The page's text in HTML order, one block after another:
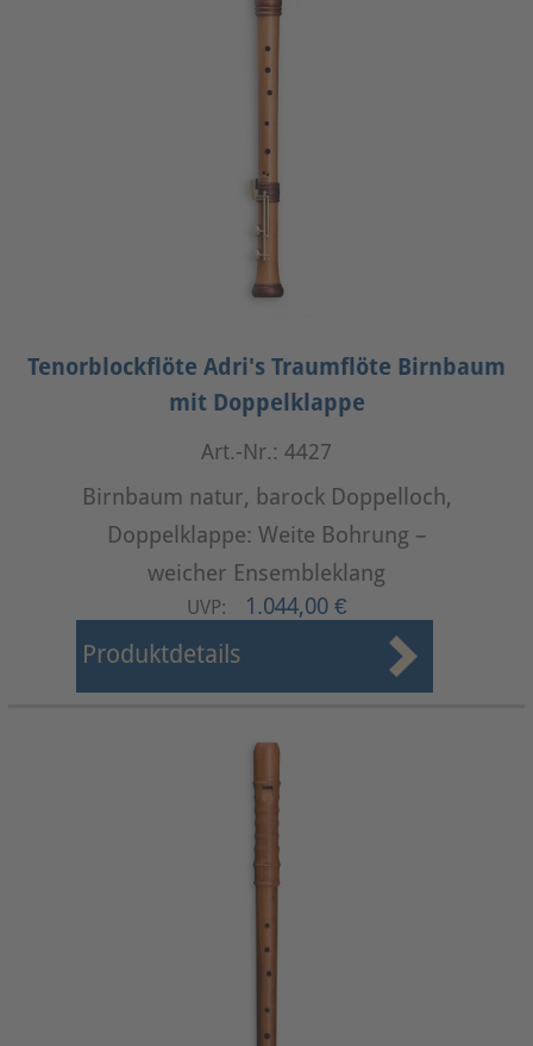
Tenorblockflöte Adri's Traumflöte Birnbaum
mit Doppelklappe
Art.-Nr.: 4427
Birnbaum natur, barock Doppelloch,
Doppelklappe: Weite Bohrung –
weicher Ensembleklang
UVP: 1.044,00 €
Produktdetails